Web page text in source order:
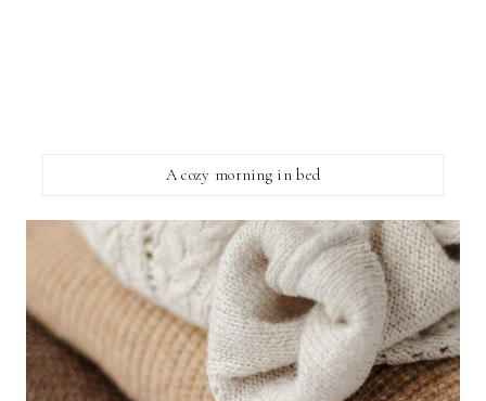
A cozy morning in bed